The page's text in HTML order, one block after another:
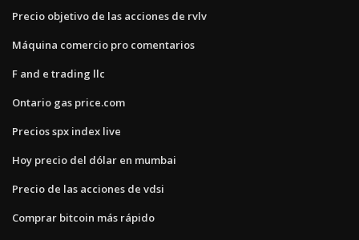
Precio objetivo de las acciones de rvlv
Máquina comercio pro comentarios
F and e trading llc
Ontario gas price.com
Precios spx index live
Hoy precio del dólar en mumbai
Precio de las acciones de vdsi
Comprar bitcoin más rápido